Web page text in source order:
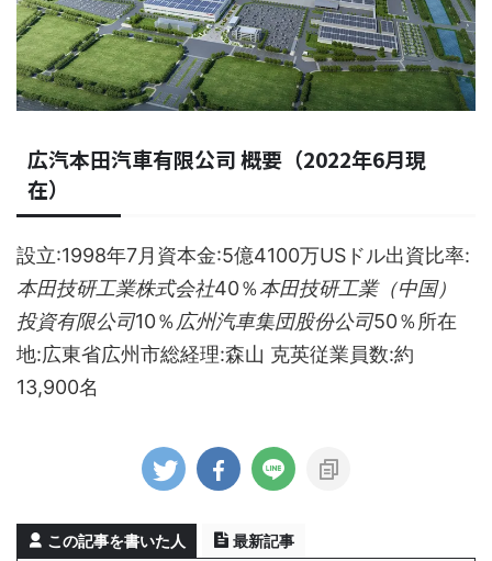
広汽本田汽車有限公司 概要（2022年6月現
在）
設立:1998年7月資本金:5億4100万USドル出資比率:
本田技研工業株式会社40％本田技研工業（中国）
投資有限公司10％広州汽車集団股份公司50％所在
地:広東省広州市総経理:森山 克英従業員数:約
13,900名
この記事を書いた人 最新記事